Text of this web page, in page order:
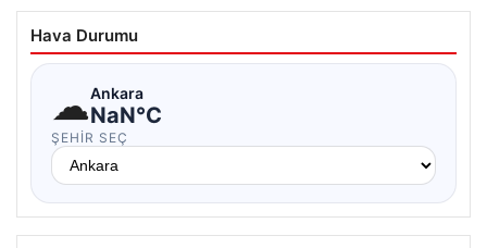
Hava Durumu
☁Ankara
NaN°C
ŞEHIR SEÇ